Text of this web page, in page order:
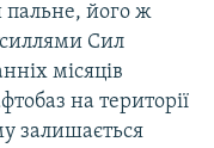
пальне, його ж
Сил
місяців
на території
залишається